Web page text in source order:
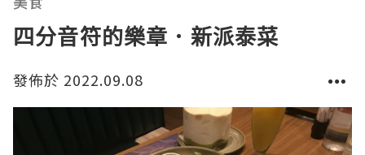
四分音符的樂章．新派泰菜
發佈於 2022.09.08